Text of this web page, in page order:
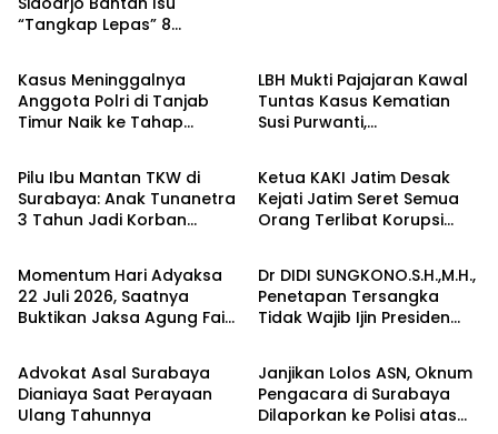
“Tangkap Lepas” 8
Informasi Tidak Benar
Berita
Kasus Meninggalnya
Anggota Polri di Tanjab
Timur Naik ke Tahap
Tersangka
LBH Mukti Pajajaran Kawal
Tuntas Kasus Kematian
Susi Purwanti,
Berita
Pilu Ibu Mantan TKW di
Surabaya: Anak Tunanetra
3 Tahun Jadi Korban
Berita
Ketua KAKI Jatim Desak
Kejati Jatim Seret Semua
Orang Terlibat Korupsi
Anwar
Berita
Momentum Hari Adyaksa
22 Juli 2026, Saatnya
Buktikan Jaksa Agung Fair
Bisnis
Dr DIDI SUNGKONO.S.H.,M.H.,
Penetapan Tersangka
Tidak Wajib Ijin Presiden
KUHAP
Berita
Advokat Asal Surabaya
Dianiaya Saat Perayaan
Ulang Tahunnya
Berita
Janjikan Lolos ASN, Oknum
Pengacara di Surabaya
Dilaporkan ke Polisi atas
Berita